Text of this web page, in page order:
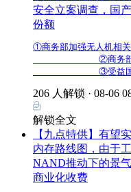
安全立案调查，国
份额
①商务部加强无人机相
②商务部
③受益国
206 人解锁 · 08-06
解锁全文
【九点特供】有望
内存路线图，由于
NAND推动下的景
商业化收费